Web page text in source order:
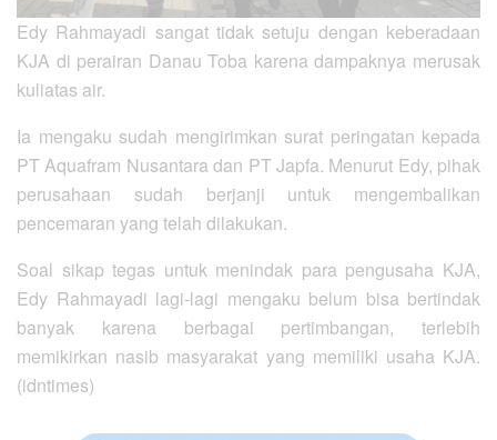
Edy Rahmayadi sangat tidak setuju dengan keberadaan
KJA di perairan Danau Toba karena dampaknya merusak
kuliatas air.
Ia mengaku sudah mengirimkan surat peringatan kepada
PT Aquafram Nusantara dan PT Japfa. Menurut Edy, pihak
perusahaan sudah berjanji untuk mengembalikan
pencemaran yang telah dilakukan.
Soal sikap tegas untuk menindak para pengusaha KJA,
Edy Rahmayadi lagi-lagi mengaku belum bisa bertindak
banyak karena berbagai pertimbangan, terlebih
memikirkan nasib masyarakat yang memiliki usaha KJA.
(idntimes)